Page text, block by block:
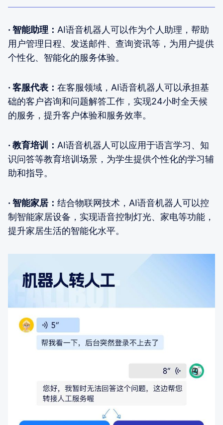
· 智能助理： AI语音机器人可以作为个人助理，帮助
用户管理日程、发送邮件、查询资讯等，为用户提供
个性化、智能化的服务体验。
· 客服代表： 在客服领域，AI语音机器人可以承担基
础的客户咨询和问题解答工作，实现24小时全天候
的服务，提升客户体验和服务效率。
· 教育培训： AI语音机器人可以应用于语言学习、知
识问答等教育培训场景，为学生提供个性化的学习辅
助和指导。
· 智能家居： 结合物联网技术，AI语音机器人可以控
制智能家居设备，实现语音控制灯光、家电等功能，
提升家居生活的智能化水平。